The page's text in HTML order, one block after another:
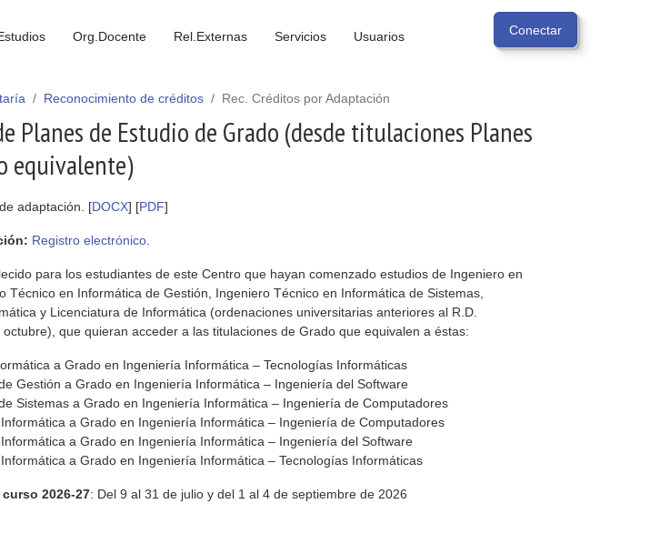
Org.Docente Rel.Externas Servicios Usuarios
Reconocimiento de créditos Rec. Créditos por Adaptación
Planes de Estudio de Grado (desde titulaciones Planes
equivalente)
adaptación. [DOCX] [PDF]
Registro electrónico
para los estudiantes de este Centro que hayan comenzado estudios de Ingeniero en
Técnico en Informática de Gestión, Ingeniero Técnico en Informática de Sistemas,
y Licenciatura de Informática (ordenaciones universitarias anteriores al R.D.
que quieran acceder a las titulaciones de Grado que equivalen a éstas:
a Grado en Ingeniería Informática – Tecnologías Informáticas
Gestión a Grado en Ingeniería Informática – Ingeniería del Software
Sistemas a Grado en Ingeniería Informática – Ingeniería de Computadores
a Grado en Ingeniería Informática – Ingeniería de Computadores
a Grado en Ingeniería Informática – Ingeniería del Software
a Grado en Ingeniería Informática – Tecnologías Informáticas
2026-27: Del 9 al 31 de julio y del 1 al 4 de septiembre de 2026